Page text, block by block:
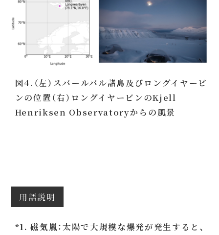
図4.（左）スバールバル諸島及びロングイヤービ
ンの位置（右）ロングイヤービンのKjell
Henriksen Observatoryからの風景
用語説明
*1. 磁気嵐：太陽で大規模な爆発が発生すると、